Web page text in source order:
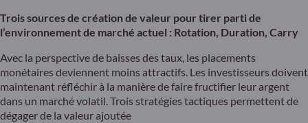
Trois sources de création de valeur pour tirer parti de
l’environnement de marché actuel : Rotation, Duration, Carry
Avec la perspective de baisses des taux, les placements
monétaires deviennent moins attractifs. Les investisseurs doivent
maintenant réfléchir à la manière de faire fructifier leur argent
dans un marché volatil. Trois stratégies tactiques permettent de
dégager de la valeur ajoutée